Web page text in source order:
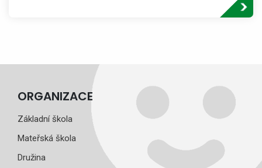
ORGANIZACE
Základní škola
Mateřská škola
Družina